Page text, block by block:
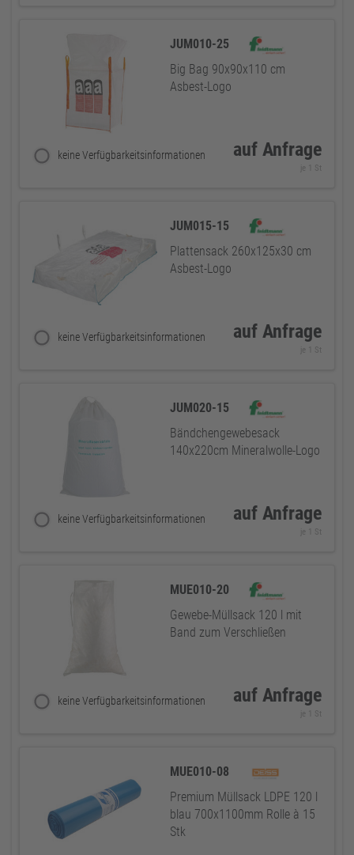
JUM010-25
Big Bag 90x90x110 cm
Asbest-Logo
keine Verfügbarkeitsinformationen auf Anfrage
je 1 St
JUM015-15
Plattensack 260x125x30 cm
Asbest-Logo
keine Verfügbarkeitsinformationen auf Anfrage
je 1 St
JUM020-15
Bändchengewebesack
140x220cm Mineralwolle-Logo
keine Verfügbarkeitsinformationen auf Anfrage
je 1 St
MUE010-20
Gewebe-Müllsack 120 l mit
Band zum Verschließen
keine Verfügbarkeitsinformationen auf Anfrage
je 1 St
MUE010-08
Premium Müllsack LDPE 120 l
blau 700x1100mm Rolle à 15
Stk